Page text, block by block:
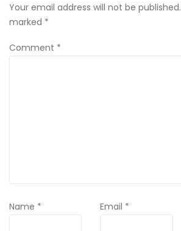
Your email address will not be published.
marked *
Comment *
Name * Email *